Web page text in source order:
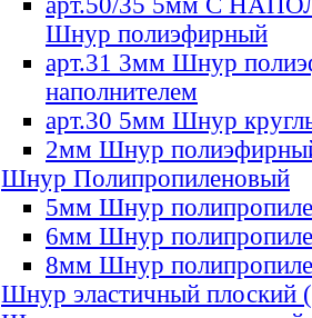
Шнур полиэфирный
арт.31 3мм Шнур
наполнителем
арт.30 5мм Шнур
2мм Шнур
Шнур Полипропиленовый
5мм Шнур
6мм Шнур
8мм Шнур
Шнур эластичный плоский